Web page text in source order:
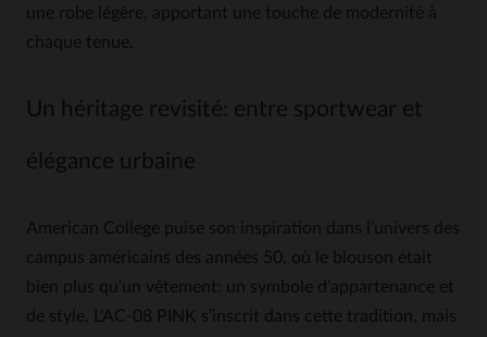
une robe légère, apportant une touche de modernité à
chaque tenue.
Un héritage revisité: entre sportwear et
élégance urbaine
American College puise son inspiration dans l’univers des
campus américains des années 50, où le blouson était
bien plus qu’un vêtement: un symbole d’appartenance et
de style. L’AC-08 PINK s’inscrit dans cette tradition, mais